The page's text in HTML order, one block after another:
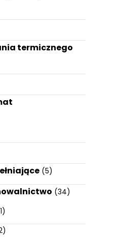
termicznego
(5)
(34)